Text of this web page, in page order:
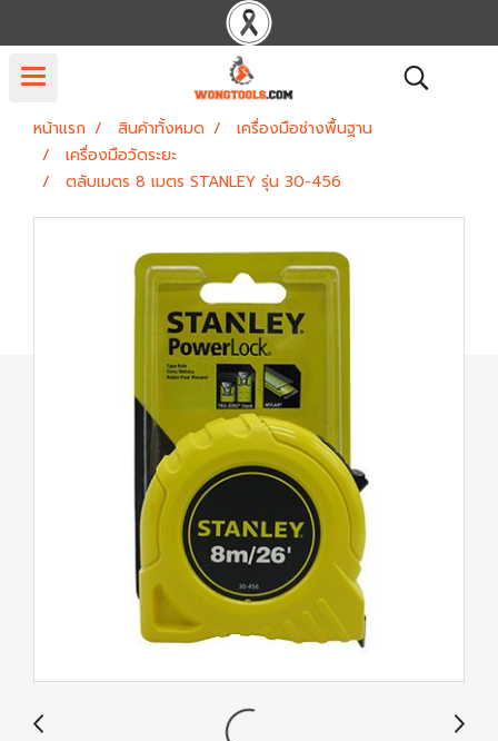
หน้าแรก สินค้าทั้งหมด
เครื่องมือช่างพื้นฐาน
เครื่องมือวัดระยะ
ตลับเมตร 8 เมตร STANLEY รุ่น 30-456